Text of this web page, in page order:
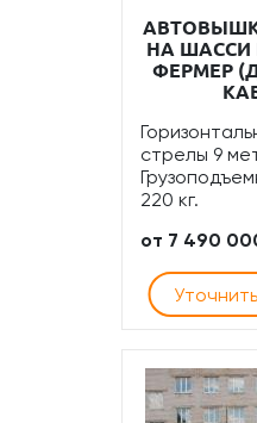
НА ШАССИ
ФЕРМЕР
стрелы 9
220 кг.
от 7 490